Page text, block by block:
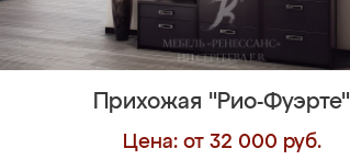
Прихожая "Рио-Фуэрте"
Цена: от 32 000 руб.